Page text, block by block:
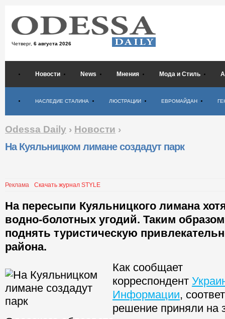
Четверг, 6 августа 2026
Новости News Мнения Мода и Стиль
НАСЛЕДИЕ СТАЛИНА ЛЮСТРАЦИИ ЕВРОМАЙДАН
Odessa Daily › Новости ›
На Куяльницком лимане создадут парк
Реклама Скачать журнал STYLE
На пересыпи Куяльницкого лимана
водно-болотных угодий. Таким
поднять туристическую
района.
Как сообщает
корреспондент
Информации,
решение приняли на